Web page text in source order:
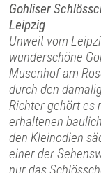
Gohliser
Leipzig
Unweit vom
wunderschöne
Musenhof am
durch den
Richter gehört es
erhaltenen
den Kleinodien
einer der